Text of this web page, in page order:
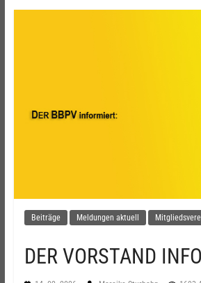
Beiträge Meldungen aktuell
DER VORSTAND